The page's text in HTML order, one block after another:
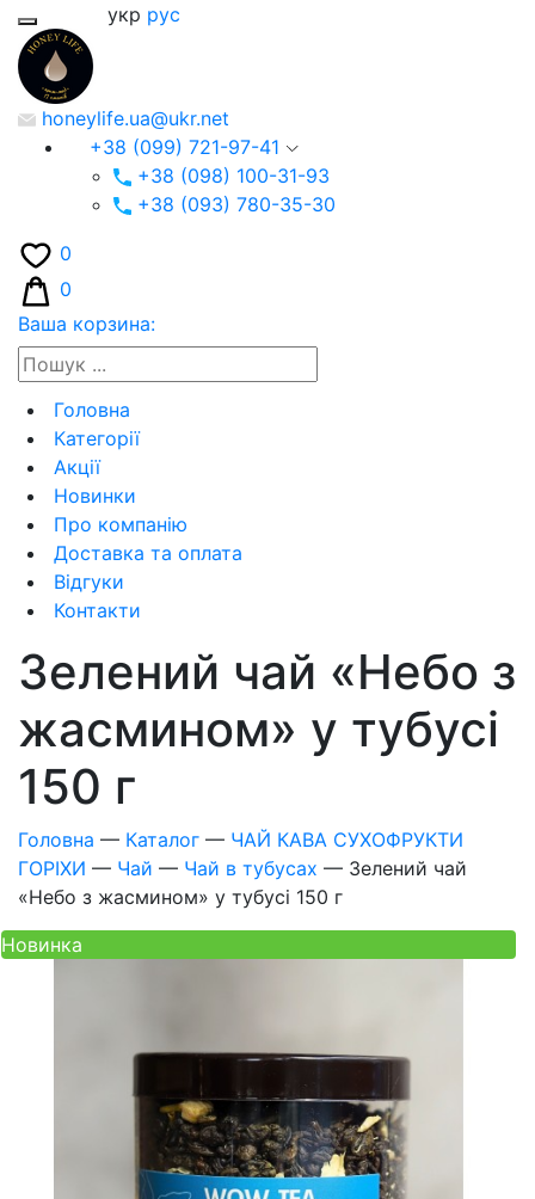
укр рус
honeylife.ua@ukr.net
+38 (099) 721-97-41
+38 (098) 100-31-93
+38 (093) 780-35-30
0
0
Ваша корзина:
Головна
Категорії
Акції
Новинки
Про компанію
Доставка та оплата
Відгуки
Контакти
Зелений чай «Небо з
жасмином» у тубусі
150 г
Головна — Каталог — ЧАЙ КАВА СУХОФРУКТИ
ГОРІХИ — Чай — Чай в тубусах — Зелений чай
«Небо з жасмином» у тубусі 150 г
Новинка